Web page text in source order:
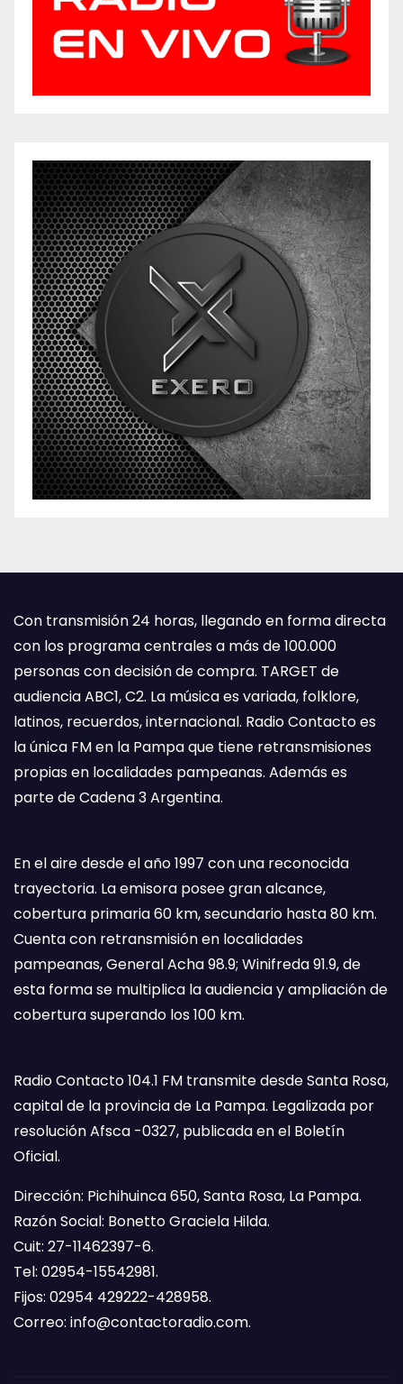
Con transmisión 24 horas, llegando en forma directa
con los programa centrales a más de 100.000
personas con decisión de compra. TARGET de
audiencia ABC1, C2. La música es variada, folklore,
latinos, recuerdos, internacional. Radio Contacto es
la única FM en la Pampa que tiene retransmisiones
propias en localidades pampeanas. Además es
parte de Cadena 3 Argentina.
En el aire desde el año 1997 con una reconocida
trayectoria. La emisora posee gran alcance,
cobertura primaria 60 km, secundario hasta 80 km.
Cuenta con retransmisión en localidades
pampeanas, General Acha 98.9; Winifreda 91.9, de
esta forma se multiplica la audiencia y ampliación de
cobertura superando los 100 km.
Radio Contacto 104.1 FM transmite desde Santa Rosa,
capital de la provincia de La Pampa. Legalizada por
resolución Afsca -0327, publicada en el Boletín
Oficial.
Dirección: Pichihuinca 650, Santa Rosa, La Pampa.
Razón Social: Bonetto Graciela Hilda.
Cuit: 27-11462397-6.
Tel: 02954-15542981.
Fijos: 02954 429222-428958.
Correo: info@contactoradio.com.